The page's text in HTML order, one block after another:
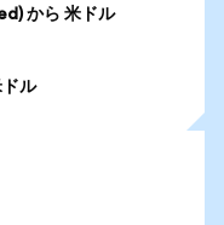
から 米ドル
ル